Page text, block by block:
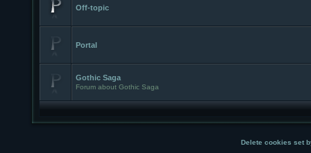
Off-topic
Portal
Gothic Saga
Forum about Gothic Saga
Delete cookies set